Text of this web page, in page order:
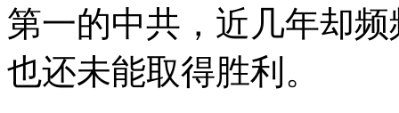
第一的中共，近几年却
也还未能取得胜利。